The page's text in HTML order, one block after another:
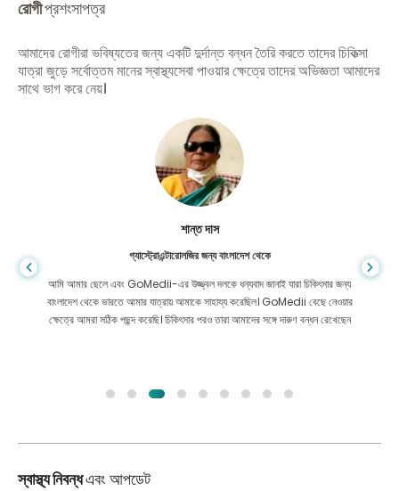
রোগীপ্রশংসাপত্র
আমাদের রোগীরা ভবিষ্যতের জন্য একটি দুর্দান্ত বন্ধন তৈরি করতে তাদের চিকিত্সা
যাত্রা জুড়ে সর্বোত্তম মানের স্বাস্থ্যসেবা পাওয়ার ক্ষেত্রে তাদের অভিজ্ঞতা আমাদের
সাথে ভাগ করে নেয়।
শান্ত দাস
গ্যাস্ট্রোএন্টারোলজির জন্য বাংলাদেশ থেকে
আমি আমার ছেলে এবং GoMedii-এর উজ্জ্বল দলকে ধন্যবাদ জানাই যারা চিকিৎসার জন্য
বাংলাদেশ থেকে ভারতে আমার যাত্রায় আমাকে সাহায্য করেছিল। GoMedii বেছে নেওয়ার
ক্ষেত্রে আমরা সঠিক পছন্দ করেছি। চিকিৎসার পরও তারা আমাদের সঙ্গে দারুণ বন্ধন রেখেছেন
স্বাস্থ্য নিবন্ধএবং আপডেট